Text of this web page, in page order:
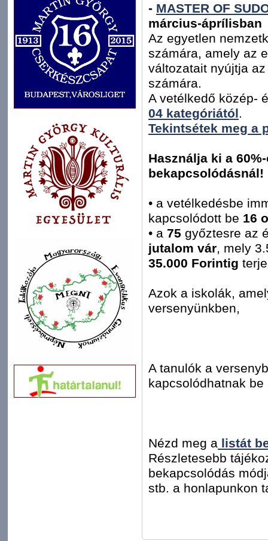
- MASTER OF
március-áprílisban
Az egyetlen
számára, amely az
változatait nyújtja
számára.
A vetélkedő közép-
04 kategóriától
Tekintsétek meg a
Használja ki a
bekapcsolódásnál!
• a vetélkedésbe
kapcsolódott be 16
• a 75 győztesre az
jutalom vár , mely
35.000 Forintig
Azok a iskolák,
versenyünkben,
A tanulók a
kapcsolódhatnak
Nézd meg a listát
Részletesebb
bekapcsolódás
stb. a honlapunkon